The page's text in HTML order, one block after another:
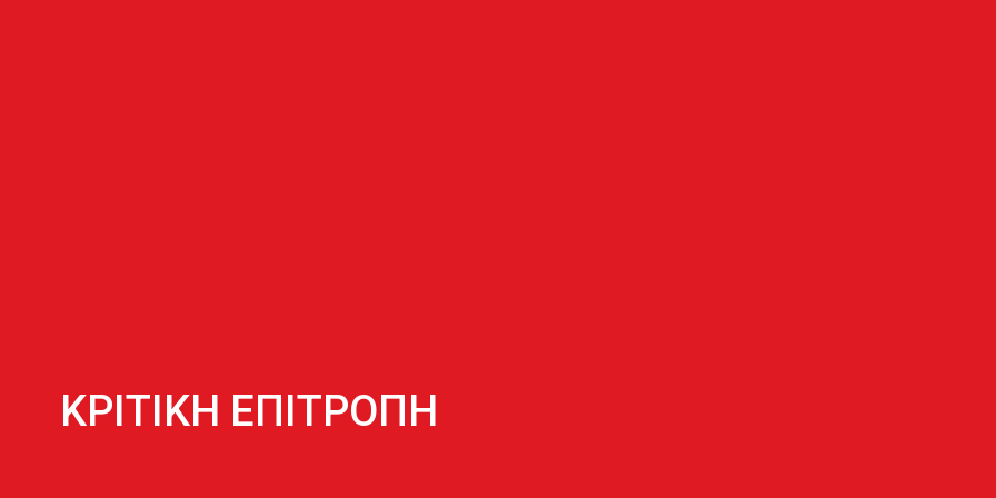
ΚΡΙΤΙΚΗ ΕΠΙΤΡΟΠΗ